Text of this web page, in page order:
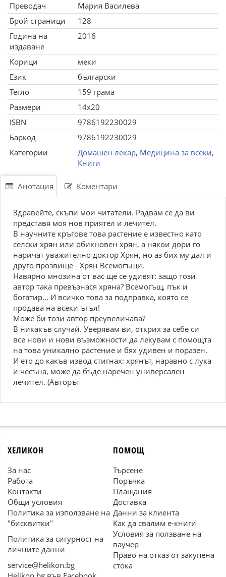
Преводач
Мария Василева
Брой страници
128
Година на
издаване
2016
Корици
меки
Език
български
Тегло
159 грама
Размери
14x20
ISBN
9786192230029
Баркод
9786192230029
Категории
Домашен лекар, Медицина за всеки,
Книги
Анотация Коментари
Здравейте, скъпи мои читатели. Радвам се да ви
представя моя нов приятел и лечител.
В научните кръгове това растение е известно като
селски хрян или обикновен хрян, а някои дори го
наричат уважително доктор Хрян, но аз бих му дал и
друго прозвище - Хрян Всемогъщи.
Навярно мнозина от вас ще се удивят: защо този
автор така превъзнася хряна? Всемогъщ, пък и
богатир... И всичко това за подправка, която се
продава на всеки ъгъл!
Може би този автор преувеличава?
В никакъв случай. Уверявам ви, открих за себе си
все нови и нови възможности да лекувам с помощта
на това уникално растение и бях удивен и поразен.
И ето до какъв извод стигнах: хрянът, наравно с лука
и чесъна, може да бъде наречен универсален
лечител. (Авторът
ХЕЛИКОН
За нас
Работа
Контакти
Общи условия
Политика за използване на
"бисквитки"
Политика за сигурност на
личните данни
service@helikon.bg
ПОМОЩ
Търсене
Поръчка
Плащания
Доставка
Данни за клиента
Как да свалим е-книги
Условия за ползване на
ваучер
Право на отказ от закупена
стока